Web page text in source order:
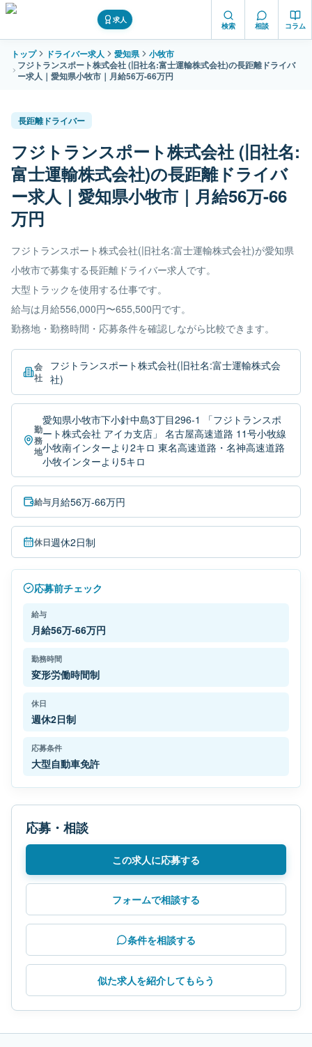
求人
検索 相談 コラム
トップ ドライバー求人 愛知県
小牧市
フジトランスポート株式会社 (旧社名:富士運輸株式会社)の長距離ドライバ
ー求人｜愛知県小牧市｜月給56万-66万円
長距離ドライバー
フジトランスポート株式会社 (旧社名:
富士運輸株式会社)の長距離ドライバ
ー求人｜愛知県小牧市｜月給56万-66
万円
フジトランスポート株式会社(旧社名:富士運輸株式会社)が愛知県
小牧市で募集する長距離ドライバー求人です。
大型トラックを使用する仕事です。
給与は月給556,000円〜655,500円です。
勤務地・勤務時間・応募条件を確認しながら比較できます。
会
社
フジトランスポート株式会社(旧社名:富士運輸株式会
社)
勤
務
地
愛知県小牧市下小針中島3丁目296-1 「フジトランスポ
ート株式会社 アイカ支店」 名古屋高速道路 11号小牧線
小牧南インターより2キロ 東名高速道路・名神高速道路
小牧インターより5キロ
給与月給56万-66万円
休日週休2日制
応募前チェック
給与
月給56万-66万円
勤務時間
変形労働時間制
休日
週休2日制
応募条件
大型自動車免許
応募・相談
この求人に応募する
フォームで相談する
条件を相談する
似た求人を紹介してもらう